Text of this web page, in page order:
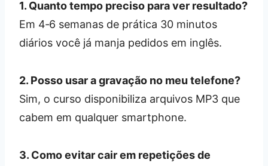
1. Quanto tempo preciso para ver resultado?
Em 4‑6 semanas de prática 30 minutos
diários você já manja pedidos em inglês.
2. Posso usar a gravação no meu telefone?
Sim, o curso disponibiliza arquivos MP3 que
cabem em qualquer smartphone.
3. Como evitar cair em repetições de